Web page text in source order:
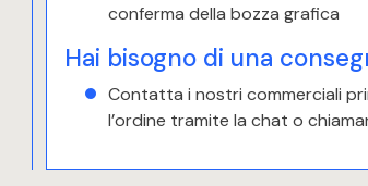
conferma della bozza grafica
Hai bisogno di una
Contatta i nostri commerciali
l’ordine tramite la chat o